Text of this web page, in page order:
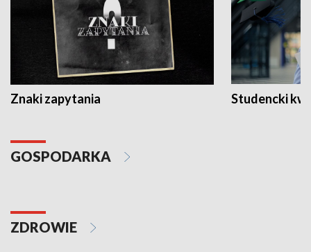
Znaki zapytania Studencki
GOSPODARKA
ZDROWIE